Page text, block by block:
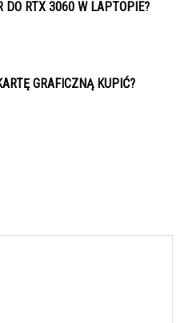
DO RTX 3060 W LAPTOPIE?
GRAFICZNĄ KUPIĆ?